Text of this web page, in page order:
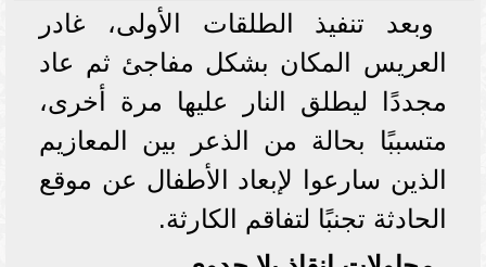
وبعد تنفيذ الطلقات الأولى، غادر
العريس المكان بشكل مفاجئ ثم عاد
مجددًا ليطلق النار عليها مرة أخرى،
متسببًا بحالة من الذعر بين المعازيم
الذين سارعوا لإبعاد الأطفال عن موقع
الحادثة تجنبًا لتفاقم الكارثة.